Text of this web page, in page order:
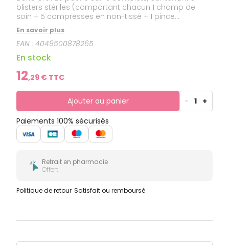
blisters stériles (comportant chacun 1 champ de
soin + 5 compresses en non-tissé + 1 pince
anatomique double mors + 1 pince précision à mors
fin) et 5 composants hors blister (3 pansements
adhésifs stériles Cosmopor 9 cm × 15 cm + 3
pansements adhésifs stériles transparents Hydrofilm
15 cm × 20 cm + 3 sacs collecteurs de déchets de
soins [perforants interdits] + 1 coupe fils stérile + 1
notice d'emploi).
En savoir plus
EAN :4049500878265
En stock
12,29 € TTC
Ajouter au panier - 1 +
Paiements 100% sécurisés
Retrait en pharmacie
Offert
Politique de retour Satisfait ou remboursé